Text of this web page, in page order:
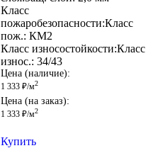
Класс
пожаробезопасности:Класс
пож.: КМ2
Класс износостойкости:Класс
износ.: 34/43
Цена (наличие):
1 333 ₽/м2
Цена (на заказ):
1 333 ₽/м2
Купить